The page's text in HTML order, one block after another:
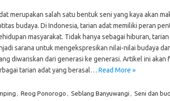
merupakan salah satu bentuk seni yang kaya akan
budaya. Di Indonesia, tarian adat memiliki peran
masyarakat. Tidak hanya sebagai hiburan, tarian
sarana untuk mengekspresikan nilai-nilai budaya
diwariskan dari generasi ke generasi. Artikel ini akan
tarian adat yang berasal… Read More »
, Reog Ponorogo , Seblang Banyuwangi , Seni dan